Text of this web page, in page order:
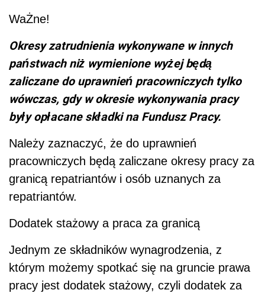
WaŻne!
Okresy zatrudnienia wykonywane w innych
państwach niż wymienione wyżej będą
zaliczane do uprawnień pracowniczych tylko
wówczas, gdy w okresie wykonywania pracy
były opłacane składki na Fundusz Pracy.
Należy zaznaczyć, że do uprawnień
pracowniczych będą zaliczane okresy pracy za
granicą repatriantów i osób uznanych za
repatriantów.
Dodatek stażowy a praca za granicą
Jednym ze składników wynagrodzenia, z
którym możemy spotkać się na gruncie prawa
pracy jest dodatek stażowy, czyli dodatek za